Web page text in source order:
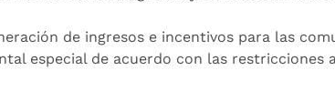
de ingresos e incentivos para las
especial de acuerdo con las restricciones